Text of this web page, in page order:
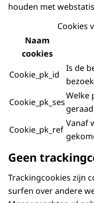
houden met
Cookies
Naam
cookies
Cookie_pk_id
Is de
Cookie_pk_ses
Welke
Cookie_pk_ref
Vanaf
Geen
Trackingcookies zijn
surfen over andere